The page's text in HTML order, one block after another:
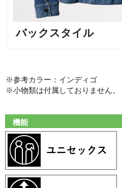
バックスタイル
※参考カラー：インディゴ
※小物類は付属しておりません。
機能